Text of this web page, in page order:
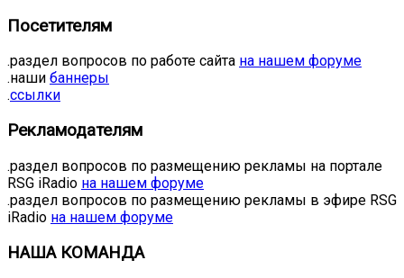
Посетителям
.раздел вопросов по работе сайта на нашем форуме
.наши баннеры
.ссылки
Рекламодателям
.раздел вопросов по размещению рекламы на портале
RSG iRadio на нашем форуме
.раздел вопросов по размещению рекламы в эфире RSG
iRadio на нашем форуме
НАША КОМАНДА